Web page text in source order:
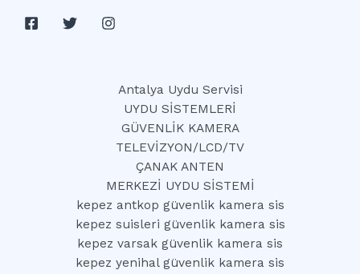
Antalya Uydu Servisi
UYDU SİSTEMLERİ
GÜVENLİK KAMERA
TELEVİZYON/LCD/TV
ÇANAK ANTEN
MERKEZİ UYDU SİSTEMİ
kepez antkop güvenlik kamera sis
kepez suisleri güvenlik kamera sis
kepez varsak güvenlik kamera sis
kepez yenihal güvenlik kamera sis